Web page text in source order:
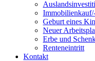
Geburt eines
Neuer
Erbe und
Renteneintritt
Kontakt